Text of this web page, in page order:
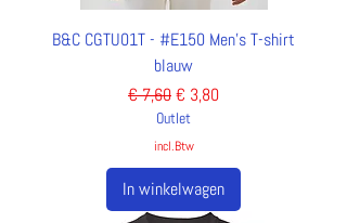
B&C CGTU01T - #E150 Men's T-shirt
blauw
Normale prijs
€ 7,60Verkoopprijs
€ 3,80
Outlet
incl.Btw
In winkelwagen